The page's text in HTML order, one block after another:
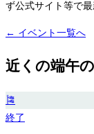
ず公式サイト等で
← イベント一覧へ
近くの端午
🎏
終了